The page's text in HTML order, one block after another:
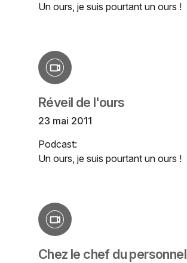
Un ours, je suis pourtant un ours !
Réveil de l'ours
23 mai 2011
Podcast:
Un ours, je suis pourtant un ours !
Chez le chef du personnel